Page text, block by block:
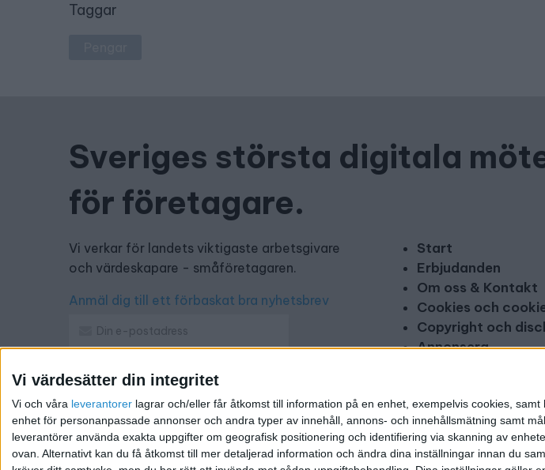
Vi värdesätter din integritet
Vi och våra leverantorer lagrar och/eller får åtkomst till information på en enhet, exempelvis cookies,
enhet för personanpassade annonser och andra typer av innehåll, annons- och innehållsmätning samt
leverantörer använda exakta uppgifter om geografisk positionering och identifiering via skanning av
ovan. Alternativt kan du få åtkomst till mer detaljerad information och ändra dina inställningar innan du
Taggar
Sveriges största digitala
för företagare.
Vi verkar för landets viktigaste arbetsgivare
och värdeskapare - småföretagaren.
Anmäl dig till ett förbaskat bra nyhetsbrev
Har du ett nyhetstips?
Kontakta oss: info@foretagande.se
Start
Erbjudanden
Om oss & Kontakt
Cookies och
Copyright och
Annonsera